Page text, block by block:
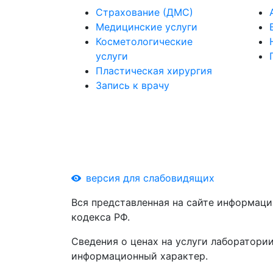
Страхование (ДМС)
Медицинские услуги
Косметологические
услуги
Пластическая хирургия
Запись к врачу
версия для слабовидящих
Вся представленная на сайте
кодекса РФ.
Сведения о ценах на услуги
информационный характер.